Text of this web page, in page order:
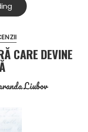
CARE DEVINE
Liubov